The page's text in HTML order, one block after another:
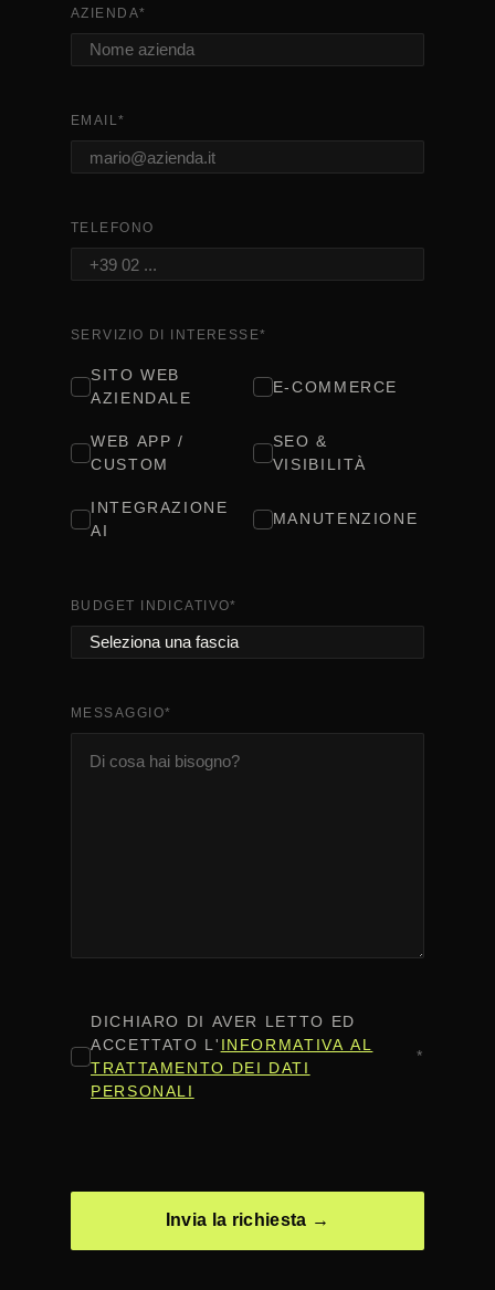
AZIENDA*
EMAIL*
TELEFONO
SERVIZIO DI INTERESSE*
SITO WEB
AZIENDALE
E-COMMERCE
WEB APP /
CUSTOM
SEO &
VISIBILITÀ
INTEGRAZIONE
AI
MANUTENZIONE
BUDGET INDICATIVO*
MESSAGGIO*
CONSENSO*
DICHIARO DI AVER LETTO ED
ACCETTATO L' INFORMATIVA AL
TRATTAMENTO DEI DATI
PERSONALI
*